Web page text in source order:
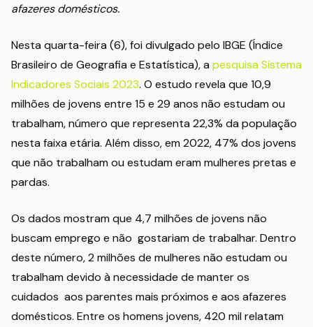
afazeres domésticos.
Nesta quarta-feira (6), foi divulgado pelo IBGE (Índice
Brasileiro de Geografia e Estatística), apesquisa Sistema
Indicadores Sociais 2023. O estudo revela que 10,9
milhões de jovens entre 15 e 29 anos não estudam ou
trabalham, número que representa 22,3% da população
nesta faixa etária. Além disso, em 2022, 47% dos jovens
que não trabalham ou estudam eram mulheres pretas e
pardas.
Os dados mostram que 4,7 milhões de jovens não
buscam emprego e não gostariam de trabalhar. Dentro
deste número, 2 milhões de mulheres não estudam ou
trabalham devido à necessidade de manter os
cuidados aos parentes mais próximos e aos afazeres
domésticos. Entre os homens jovens, 420 mil relatam